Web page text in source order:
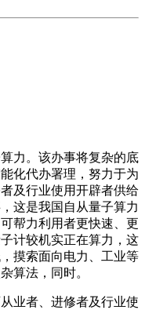
力。该办事将复杂的底
化代办署理，努力于为
及行业使用开辟者供给
这是我国自从量子算力
帮力利用者更快速、更
计较机实正在算力，这
摸索面向电力、工业等
算法，同时。
业者、进修者及行业使